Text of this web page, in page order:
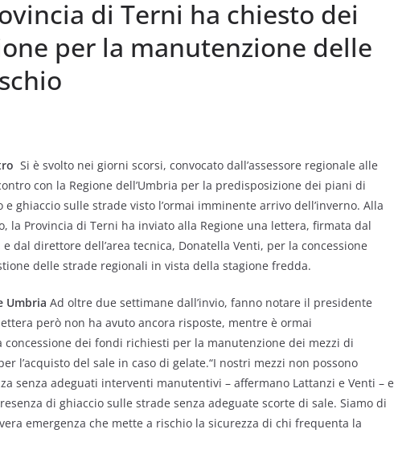
di Terni ha chiesto dei
per la manutenzione delle
Si è svolto nei giorni scorsi, convocato dall’assessore regionale alle
con la Regione dell’Umbria per la predisposizione dei piani di
ghiaccio sulle strade visto l’ormai imminente arrivo dell’inverno. Alla
la Provincia di Terni ha inviato alla Regione una lettera, firmata dal
dal direttore dell’area tecnica, Donatella Venti, per la concessione
delle strade regionali in vista della stagione fredda.
Umbria Ad oltre due settimane dall’invio, fanno notare il presidente
però non ha avuto ancora risposte, mentre è ormai
dei fondi richiesti per la manutenzione dei mezzi di
l’acquisto del sale in caso di gelate.“I nostri mezzi non possono
senza adeguati interventi manutentivi – affermano Lattanzi e Venti – e
di ghiaccio sulle strade senza adeguate scorte di sale. Siamo di
emergenza che mette a rischio la sicurezza di chi frequenta la